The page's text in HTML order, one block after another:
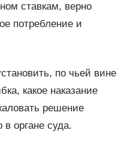
ставкам, верно
потребление и
по чьей вине
какое наказание
решение
органе суда.